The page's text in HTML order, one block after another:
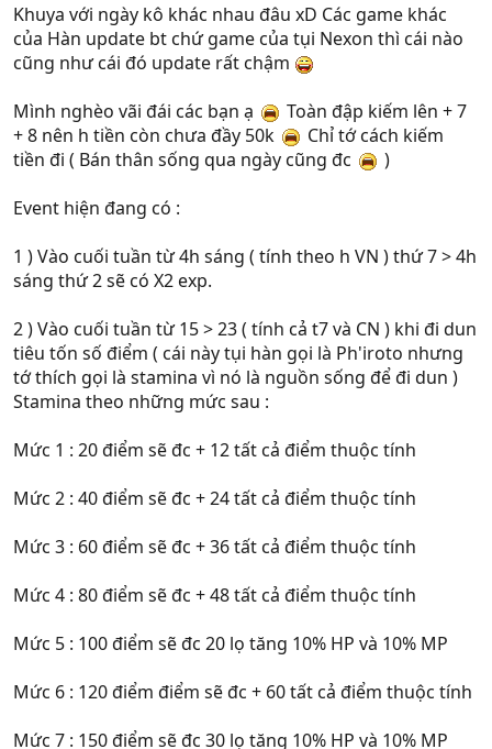
Khuya với ngày kô khác nhau đâu xD Các game khác
của Hàn update bt chứ game của tụi Nexon thì cái nào
cũng như cái đó update rất chậm
Mình nghèo vãi đái các bạn ạ
Toàn đập kiếm lên + 7
+ 8 nên h tiền còn chưa đầy 50k
Chỉ tớ cách kiếm
tiền đi ( Bán thân sống qua ngày cũng đc
)
Event hiện đang có :
1 ) Vào cuối tuần từ 4h sáng ( tính theo h VN ) thứ 7 > 4h
sáng thứ 2 sẽ có X2 exp.
2 ) Vào cuối tuần từ 15 > 23 ( tính cả t7 và CN ) khi đi dun
tiêu tốn số điểm ( cái này tụi hàn gọi là Ph'iroto nhưng
tớ thích gọi là stamina vì nó là nguồn sống để đi dun )
Stamina theo những mức sau :
Mức 1 : 20 điểm sẽ đc + 12 tất cả điểm thuộc tính
Mức 2 : 40 điểm sẽ đc + 24 tất cả điểm thuộc tính
Mức 3 : 60 điểm sẽ đc + 36 tất cả điểm thuộc tính
Mức 4 : 80 điểm sẽ đc + 48 tất cả điểm thuộc tính
Mức 5 : 100 điểm sẽ đc 20 lọ tăng 10% HP và 10% MP
Mức 6 : 120 điểm điểm sẽ đc + 60 tất cả điểm thuộc tính
Mức 7 : 150 điểm sẽ đc 30 lọ tăng 10% HP và 10% MP